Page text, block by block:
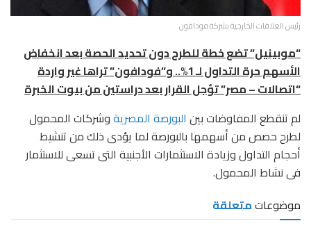
رئيس العلاقات الخارجية بشركة فودافون
“موبينيل” تضع خطة للطرح دون تحديد الحصة بعد انخفاض
الأسهم حرة التداول لـ 1%.. و”فودافون” تراها غير واردة
“اتصالات – مصر” تؤجل القرار بعد دراستين من بيوت الخبرة
لم تنقطع المفاوضات بين البورصة المصريةوشركات المحمول
لطرح حصص من أسهمها بالبورصة لما يؤدى ذلك من تنشيط
أحجام التداول وزيادة الاستثمارات الأجنبية التى تسعى للاستثمار
فى نشاط المحمول.
موضوعاتمتعلقة